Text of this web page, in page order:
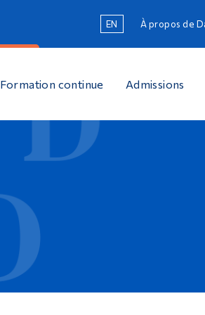
EN À propos de
Formation continue Admissions